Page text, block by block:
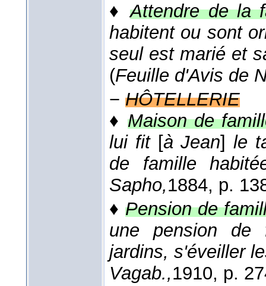
♦Attendre de la
habitent ou sont
seul est marié et
(Feuille d'Avis de
− HÔTELLERIE
♦ Maison de
lui fit[à Jean]le
de famille
Sapho,1884, p.
♦ Pension de
une pension de
jardins, s'éveiller
Vagab.,1910, p.